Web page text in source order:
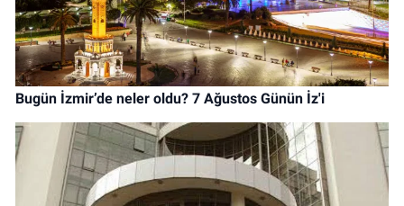
Bugün İzmir’de neler oldu? 7 Ağustos Günün İz'i